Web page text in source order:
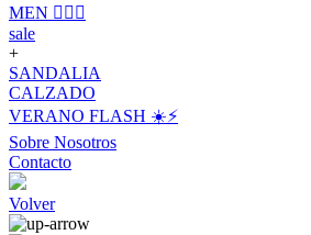
MEN 🙋🏽‍♂️
sale
+
SANDALIA
CALZADO
VERANO FLASH ☀️⚡️
Sobre Nosotros
Contacto
Volver